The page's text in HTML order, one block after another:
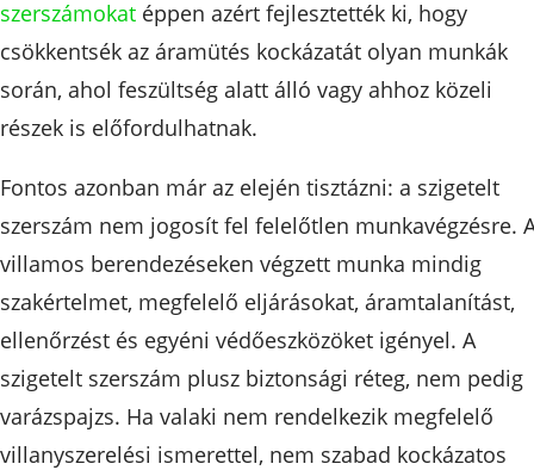
szerszámokat éppen azért fejlesztették ki, hogy
csökkentsék az áramütés kockázatát olyan munkák
során, ahol feszültség alatt álló vagy ahhoz közeli
részek is előfordulhatnak.
Fontos azonban már az elején tisztázni: a szigetelt
szerszám nem jogosít fel felelőtlen munkavégzésre.
villamos berendezéseken végzett munka mindig
szakértelmet, megfelelő eljárásokat, áramtalanítást,
ellenőrzést és egyéni védőeszközöket igényel. A
szigetelt szerszám plusz biztonsági réteg, nem pedig
varázspajzs. Ha valaki nem rendelkezik megfelelő
villanyszerelési ismerettel, nem szabad kockázatos